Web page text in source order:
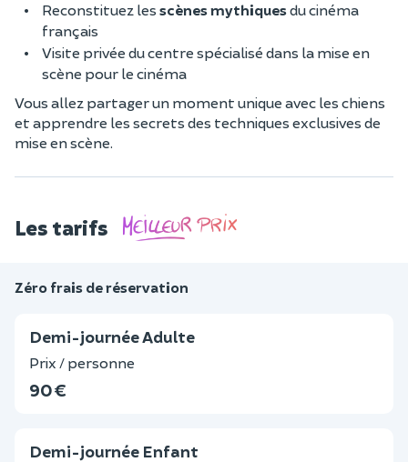
Reconstituez les scènes mythiquesdu cinéma
français
Visite privée du centre spécialisé dans la mise en
scène pour le cinéma
Vous allez partager un moment unique avec les chiens
et apprendre les secrets des techniques exclusives de
mise en scène.
Les tarifs
Zéro frais de réservation
Demi-journée Adulte
Prix / personne
90 €
Demi-journée Enfant